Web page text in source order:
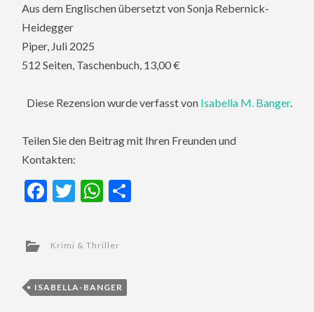
Aus dem Englischen übersetzt von Sonja Rebernick-
Heidegger
Piper, Juli 2025
512 Seiten, Taschenbuch, 13,00 €
Diese Rezension wurde verfasst von Isabella M. Banger.
Teilen Sie den Beitrag mit Ihren Freunden und
Kontakten:
Facebook
TwitterWhatsApp
Krimi & Thriller
ISABELLA-BANGER